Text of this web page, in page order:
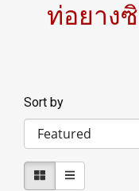
ท่อยาง
Sort by